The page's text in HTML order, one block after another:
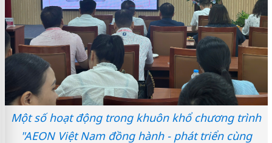
Một số hoạt động trong khuôn khổ chương trình
"AEON Việt Nam đồng hành - phát triển cùng